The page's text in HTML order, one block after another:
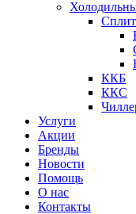
ККБ
ККС
Услуги
Акции
Бренды
Новости
Помощь
О нас
Контакты